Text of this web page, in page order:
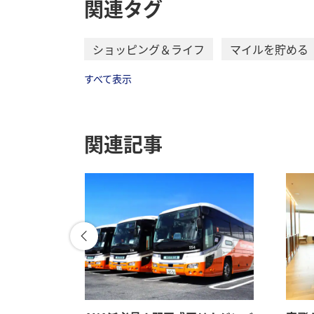
関連タグ
ショッピング＆ライフ マイルを貯める
すべて表示
関連記事